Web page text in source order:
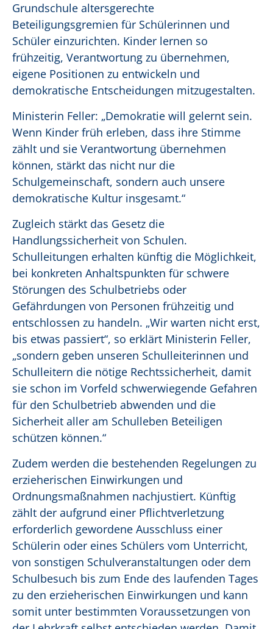
Grundschule altersgerechte
Beteiligungsgremien für Schülerinnen und
Schüler einzurichten. Kinder lernen so
frühzeitig, Verantwortung zu übernehmen,
eigene Positionen zu entwickeln und
demokratische Entscheidungen mitzugestalten.
Ministerin Feller: „Demokratie will gelernt sein.
Wenn Kinder früh erleben, dass ihre Stimme
zählt und sie Verantwortung übernehmen
können, stärkt das nicht nur die
Schulgemeinschaft, sondern auch unsere
demokratische Kultur insgesamt.“
Zugleich stärkt das Gesetz die
Handlungssicherheit von Schulen.
Schulleitungen erhalten künftig die Möglichkeit,
bei konkreten Anhaltspunkten für schwere
Störungen des Schulbetriebs oder
Gefährdungen von Personen frühzeitig und
entschlossen zu handeln. „Wir warten nicht erst,
bis etwas passiert“, so erklärt Ministerin Feller,
„sondern geben unseren Schulleiterinnen und
Schulleitern die nötige Rechtssicherheit, damit
sie schon im Vorfeld schwerwiegende Gefahren
für den Schulbetrieb abwenden und die
Sicherheit aller am Schulleben Beteiligen
schützen können.“
Zudem werden die bestehenden Regelungen zu
erzieherischen Einwirkungen und
Ordnungsmaßnahmen nachjustiert. Künftig
zählt der aufgrund einer Pflichtverletzung
erforderlich gewordene Ausschluss einer
Schülerin oder eines Schülers vom Unterricht,
von sonstigen Schulveranstaltungen oder dem
Schulbesuch bis zum Ende des laufenden Tages
zu den erzieherischen Einwirkungen und kann
somit unter bestimmten Voraussetzungen von